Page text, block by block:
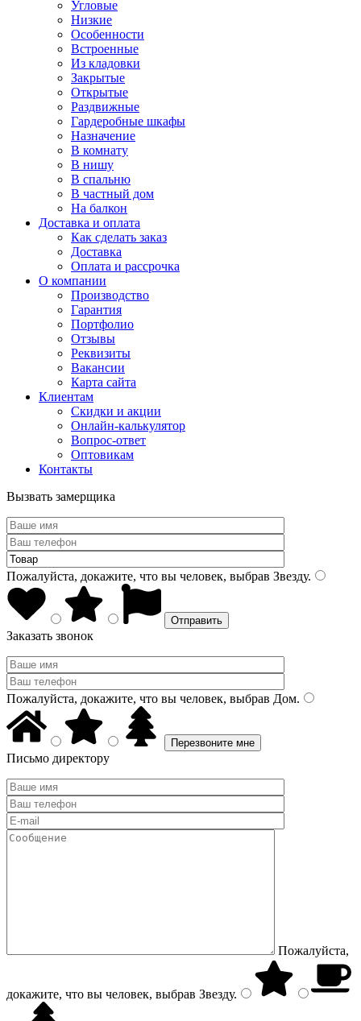
Угловые
Низкие
Особенности
Встроенные
Из кладовки
Закрытые
Открытые
Раздвижные
Гардеробные шкафы
Назначение
В комнату
В нишу
В спальню
В частный дом
На балкон
Доставка и оплата
Как сделать заказ
Доставка
Оплата и рассрочка
О компании
Производство
Гарантия
Портфолио
Отзывы
Реквизиты
Вакансии
Карта сайта
Клиентам
Скидки и акции
Онлайн-калькулятор
Вопрос-ответ
Оптовикам
Контакты
Вызвать замерщика
Пожалуйста, докажите, что вы человек, выбрав Звезду.
Заказать звонок
Пожалуйста, докажите, что вы человек, выбрав Дом.
Письмо директору
Пожалуйста,
докажите, что вы человек, выбрав Звезду.